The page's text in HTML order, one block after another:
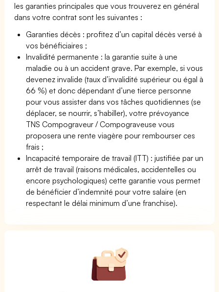
les garanties principales que vous trouverez en général
dans votre contrat sont les suivantes :
Garanties décès : profitez d’un capital décès versé à
vos bénéficiaires ;
Invalidité permanente : la garantie suite à une
maladie ou à un accident grave. Par exemple, si vous
devenez invalide (taux d’invalidité supérieur ou égal à
66 %) et donc dépendant d’une tierce personne
pour vous assister dans vos tâches quotidiennes (se
déplacer, se nourrir, s’habiller), votre prévoyance
TNS Compograveur / Compograveuse vous
proposera une rente viagère pour rembourser ces
frais ;
Incapacité temporaire de travail (ITT) : justifiée par un
arrêt de travail (raisons médicales, accidentelles ou
encore psychologiques) cette garantie vous permet
de bénéficier d’indemnité pour votre salaire (en
respectant le délai minimum d’une franchise).